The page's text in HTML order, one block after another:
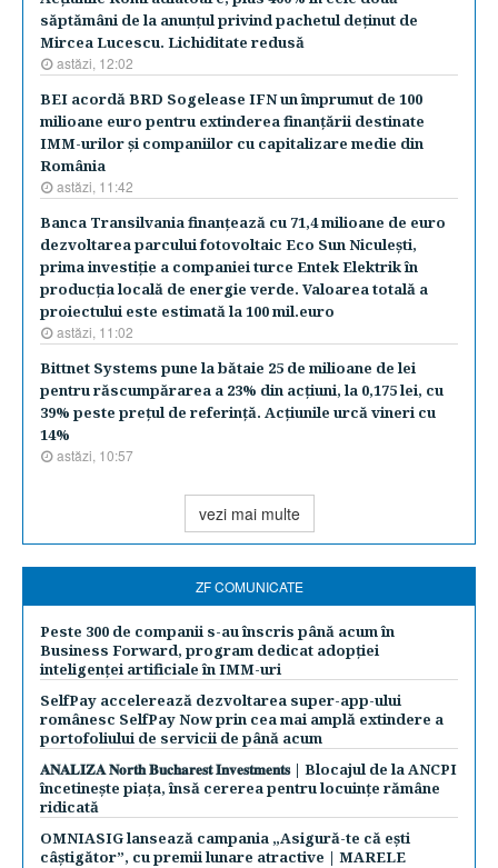
săptămâni de la anunţul privind pachetul deţinut de
Mircea Lucescu. Lichiditate redusă
astăzi, 12:02
BEI acordă BRD Sogelease IFN un împrumut de 100
milioane euro pentru extinderea finanţării destinate
IMM-urilor şi companiilor cu capitalizare medie din
România
astăzi, 11:42
Banca Transilvania finanţează cu 71,4 milioane de euro
dezvoltarea parcului fotovoltaic Eco Sun Niculeşti,
prima investiţie a companiei turce Entek Elektrik în
producţia locală de energie verde. Valoarea totală a
proiectului este estimată la 100 mil.euro
astăzi, 11:02
Bittnet Systems pune la bătaie 25 de milioane de lei
pentru răscumpărarea a 23% din acţiuni, la 0,175 lei, cu
39% peste preţul de referinţă. Acţiunile urcă vineri cu
14%
astăzi, 10:57
vezi mai multe
ZF COMUNICATE
Peste 300 de companii s-au înscris până acum în
Business Forward, program dedicat adopției
inteligenței artificiale în IMM-uri
SelfPay accelerează dezvoltarea super-app-ului
românesc SelfPay Now prin cea mai amplă extindere a
portofoliului de servicii de până acum
𝐀𝐍𝐀𝐋𝐈𝐙𝐀 𝐍𝐨𝐫𝐭𝐡 𝐁𝐮𝐜𝐡𝐚𝐫𝐞𝐬𝐭 𝐈𝐧𝐯𝐞𝐬𝐭𝐦𝐞𝐧𝐭𝐬 | Blocajul de la ANCPI
încetinește piața, însă cererea pentru locuințe rămâne
ridicată
OMNIASIG lansează campania „Asigură-te că ești
câștigător”, cu premii lunare atractive | MARELE